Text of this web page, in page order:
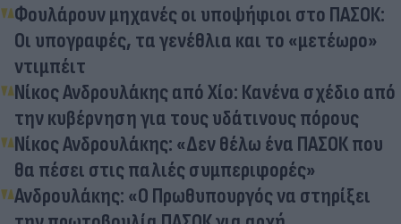
Φουλάρουν μηχανές οι υποψήφιοι στο ΠΑΣΟΚ:
Oι υπογραφές, τα γενέθλια και το «μετέωρο»
ντιμπέιτ
Νίκος Ανδρουλάκης από Χίο: Κανένα σχέδιο από
την κυβέρνηση για τους υδάτινους πόρους
Νίκος Ανδρουλάκης: «Δεν θέλω ένα ΠΑΣΟΚ που
θα πέσει στις παλιές συμπεριφορές»
Ανδρουλάκης: «Ο Πρωθυπουργός να στηρίξει